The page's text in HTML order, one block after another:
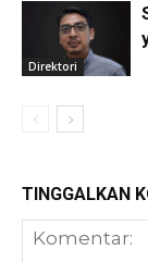
Direktori
TINGGALKAN